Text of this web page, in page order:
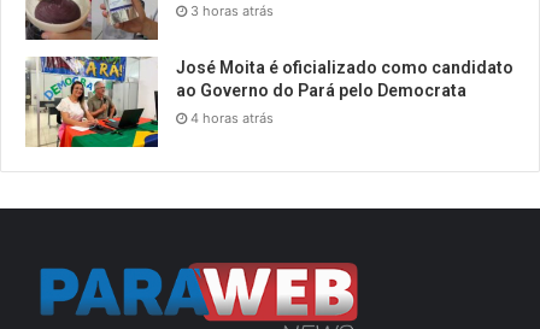
3 horas atrás
José Moita é oficializado como candidato
ao Governo do Pará pelo Democrata
4 horas atrás